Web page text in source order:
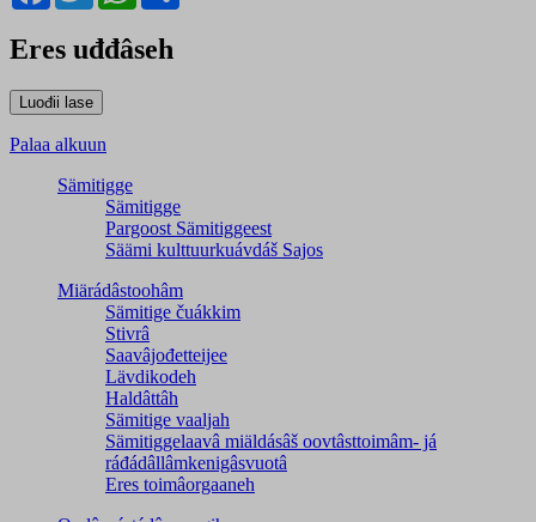
Eres uđđâseh
Palaa alkuun
Sämitigge
Sämitigge
Pargoost Sämitiggeest
Säämi kulttuurkuávdáš Sajos
Miärádâstoohâm
Sämitige čuákkim
Stivrâ
Saavâjođetteijee
Lävdikodeh
Haldâttâh
Sämitige vaaljah
Sämitiggelaavâ miäldásâš oovtâsttoimâm- já
ráđádâllâmkenigâsvuotâ
Eres toimâorgaaneh